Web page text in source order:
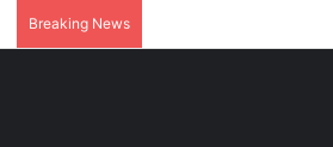
Breaking News